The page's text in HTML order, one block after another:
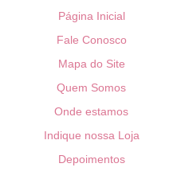
Página Inicial
Fale Conosco
Mapa do Site
Quem Somos
Onde estamos
Indique nossa Loja
Depoimentos